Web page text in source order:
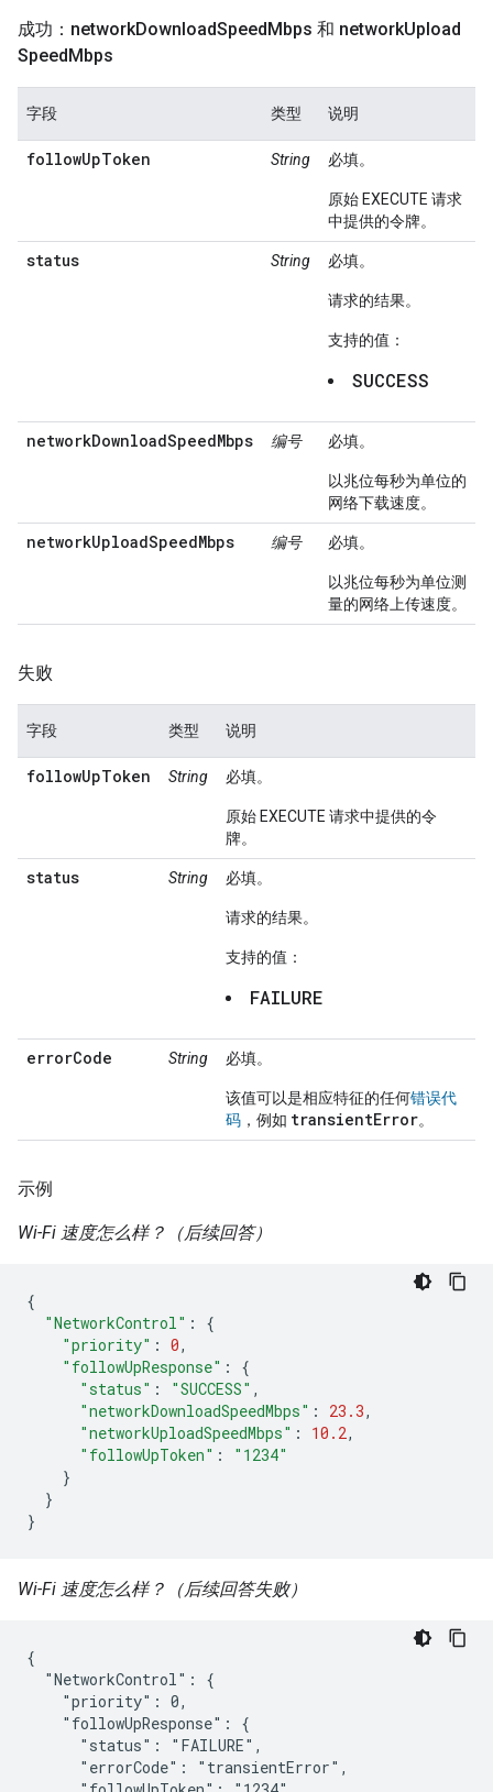
成功：networkDownloadSpeedMbps 和 networkUpload
SpeedMbps
字段 类型 说明
followUpToken String 必填。
原始 EXECUTE 请求
中提供的令牌。
status String 必填。
请求的结果。
支持的值：
SUCCESS
networkDownloadSpeedMbps 编号 必填。
以兆位每秒为单位的
网络下载速度。
networkUploadSpeedMbps 编号 必填。
以兆位每秒为单位测
量的网络上传速度。
失败
字段 类型 说明
followUpToken String 必填。
原始 EXECUTE 请求中提供的令
牌。
status String 必填。
请求的结果。
支持的值：
FAILURE
errorCode String 必填。
该值可以是相应特征的任何错误代
码 ，例如 transientError。
示例
Wi-Fi 速度怎么样？（后续回答）
{
"NetworkControl" :
{
"priority" : 0,
"followUpResponse" :
{
"status" : "SUCCESS" ,
"networkDownloadSpeedMbps" : 23.3,
"networkUploadSpeedMbps" : 10.2,
"followUpToken" :
"1234"
}
}
}
Wi-Fi 速度怎么样？（后续回答失败）
{
  "NetworkControl": {
    "priority": 0,
    "followUpResponse": {
      "status": "FAILURE",
      "errorCode": "transientError",